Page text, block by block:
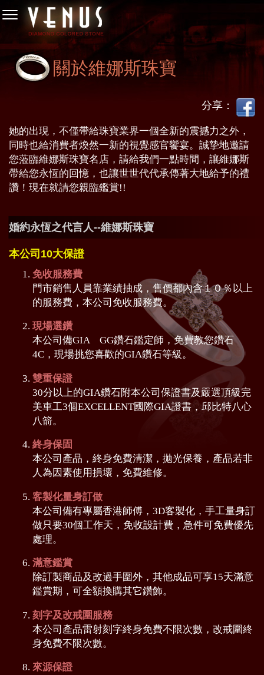
關於維娜斯珠寶
分享：
她的出現，不僅帶給珠寶業界一個全新的震撼力之外，
同時也給消費者煥然一新的視覺感官饗宴。誠摯地邀請
您蒞臨維娜斯珠寶名店，請給我們一點時間，讓維娜斯
帶給您永恆的回憶，也讓世世代代承傳著大地給予的禮
讚！現在就請您親臨鑑賞!!
婚約永恆之代言人--維娜斯珠寶
本公司10大保證
免收服務費
門市銷售人員靠業績抽成，售價都內含１０％以上
的服務費，本公司免收服務費。
現場選鑽
本公司備GIA GG鑽石鑑定師，免費教您鑽石
4C，現場挑您喜歡的GIA鑽石等級。
雙重保證
30分以上的GIA鑽石附本公司保證書及嚴選頂級完
美車工3個EXCELLENT國際GIA證書，邱比特八心
八箭。
終身保固
本公司產品，終身免費清潔，拋光保養，產品若非
人為因素使用損壞，免費維修。
客製化量身訂做
本公司備有專屬香港師傅，3D客製化，手工量身訂
做只要30個工作天，免收設計費，急件可免費優先
處理。
滿意鑑賞
除訂製商品及改過手圍外，其他成品可享15天滿意
鑑賞期，可全額換購其它鑽飾。
刻字及改戒圍服務
本公司產品雷射刻字終身免費不限次數，改戒圍終
身免費不限次數。
來源保證